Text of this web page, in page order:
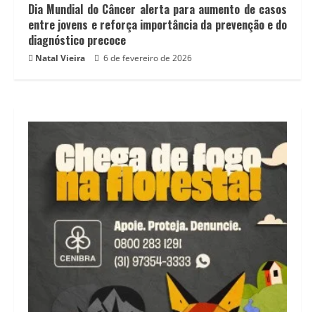
Dia Mundial do Câncer alerta para aumento de casos
entre jovens e reforça importância da prevenção e do
diagnóstico precoce
Natal Vieira 6 de fevereiro de 2026